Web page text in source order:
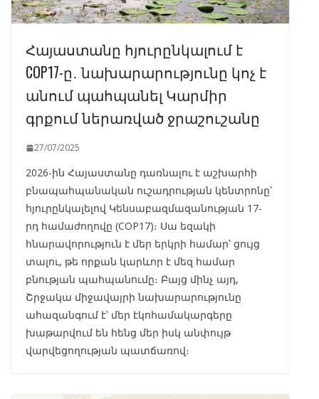
Հայաստանը հյուրընկալում է
COP17-ը․ նախարարությունը կոչ է
անում պահպանել Կարմիր
գրքում ներառված ջրաշուշանը
27/07/2025
2026-ին Հայաստանը դառնալու է աշխարհի
բնապահպանական ուշադրության կենտրոնը՝
հյուրընկալելով Կենսաբազմազանության 17-
րդ համաժողովը (COP17)։ Սա եզակի
հնարավորություն է մեր երկրի համար՝ ցույց
տալու, թե որքան կարևոր է մեզ համար
բնության պահպանումը։ Բայց մինչ այդ,
Շրջակա միջավայրի նախարարությունը
ահազանգում է՝ մեր էկոհամակարգերը
խաթարվում են հենց մեր իսկ անփույթ
վարվեցողության պատճառով։